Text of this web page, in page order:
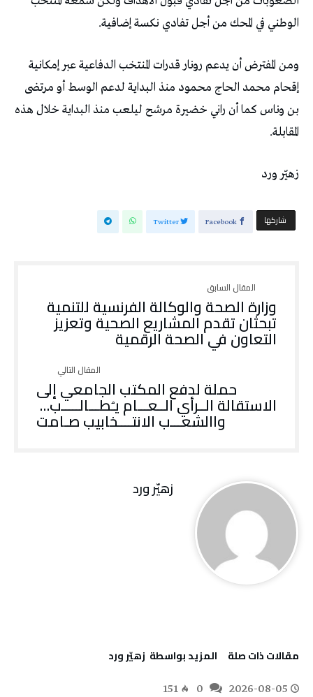
‬الوطني‭ ‬في‭ ‬المحك‭ ‬من‭ ‬أجل‭ ‬تفادي‭ ‬نكسة‭ ‬إضافية‭.‬
‬المقابلة‭.‬
زهيّر‭ ‬ورد
‫‫ شاركها‬ Facebook
Twitter
وزارة الصحة والوكالة الفرنسية للتنمية
تبحثان تقدم المشاريع الصحية وتعزيز
التعاون في الصحة الرقمية
‬الاستقالة الــرأي‭ ‬الــعـــام‭ ‬يـُطـــالـــــب‭ …
‬واالشعـــب‭ ‬الانتــــخابيب‭ ‬صـامت
زهيّر‭ ‬ورد
‫مقالات ذات صلة‬ ‫‫المزيد بواسطة‬ ‬ زهيّر‭ ‬ورد
2026-08-05
151